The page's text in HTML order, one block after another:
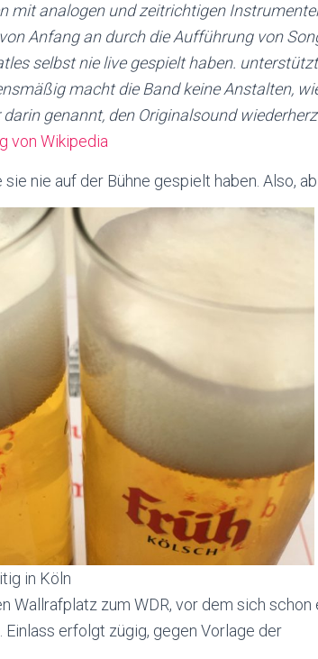
mit analogen und zeitrichtigen
Anfang an durch die Aufführung von
selbst nie live gespielt haben.
macht die Band keine Anstalten,
genannt, den Originalsound
von Wikipedia
nie auf der Bühne gespielt haben. Also,
in Köln
Wallrafplatz zum WDR, vor dem sich schon
erfolgt zügig, gegen Vorlage der